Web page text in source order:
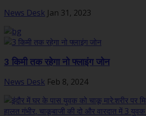
News Desk Jan 31, 2023
3 किमी तक रहेगा नो फ्लाइंग जोन
News Desk Feb 8, 2024